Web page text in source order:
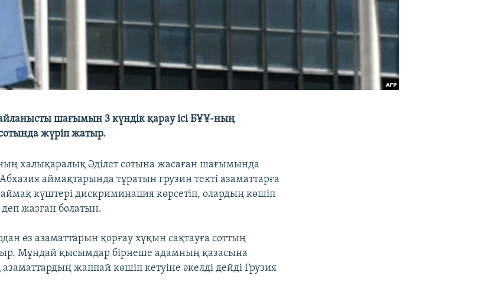
шағымын 3 күндік қарау ісі БҰҰ-ның
жүріп жатыр.
халықаралық Әділет сотына жасаған шағымында
аймақтарында тұратын грузин текті азаматтарға
күштері дискриминация көрсетіп, олардың көшіп
жазған болатын.
өз азаматтарын қорғау хұқын сақтауға соттың
Мұндай қысымдар бірнеше адамның қазасына
жаппай көшіп кетуіне әкелді дейді Грузия